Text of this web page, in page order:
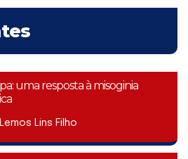
uma resposta à misoginia
Lins Filho